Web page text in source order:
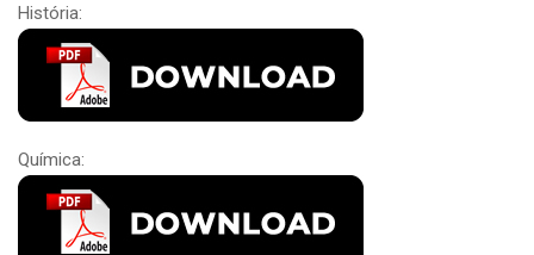
História:
Química: